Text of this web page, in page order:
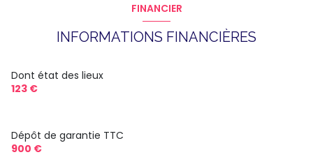
FINANCIER
INFORMATIONS FINANCIÈRES
Dont état des lieux
123 €
Dépôt de garantie TTC
900 €